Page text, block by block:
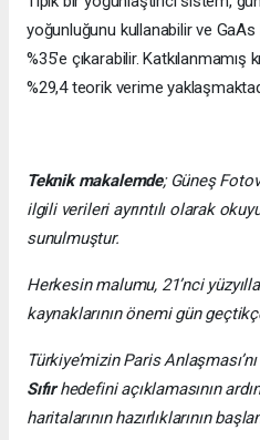
yoğunluğunu kullanabilir ve
%35'e çıkarabilir.
%29,4 teorik verime
Teknik makalemde; Güneş
ilgili verileri ayrıntılı olarak
sunulmuştur.
Herkesin malumu, 21’nci
kaynaklarının önemi gün
Türkiye’mizin Paris
Sıfırhedefini açıklamasının
haritalarının hazırlıklarının